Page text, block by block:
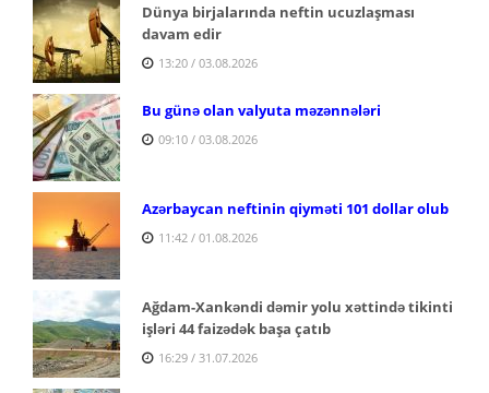
Dünya birjalarında neftin ucuzlaşması
davam edir
13:20 / 03.08.2026
Bu günə olan valyuta məzənnələri
09:10 / 03.08.2026
Azərbaycan neftinin qiyməti 101 dollar olub
11:42 / 01.08.2026
Ağdam-Xankəndi dəmir yolu xəttində tikinti
işləri 44 faizədək başa çatıb
16:29 / 31.07.2026